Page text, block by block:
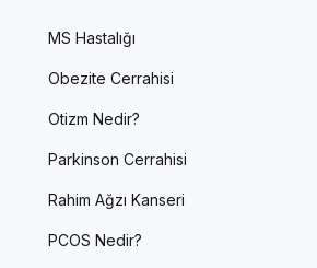
MS Hastalığı
Obezite Cerrahisi
Otizm Nedir?
Parkinson Cerrahisi
Rahim Ağzı Kanseri
PCOS Nedir?